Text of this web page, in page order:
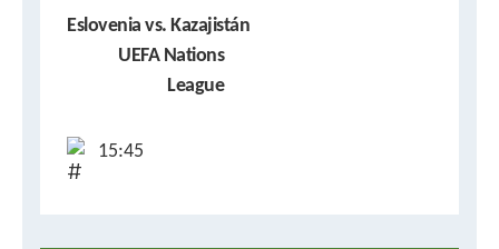
Eslovenia vs. Kazajistán
UEFA Nations
League
15:45